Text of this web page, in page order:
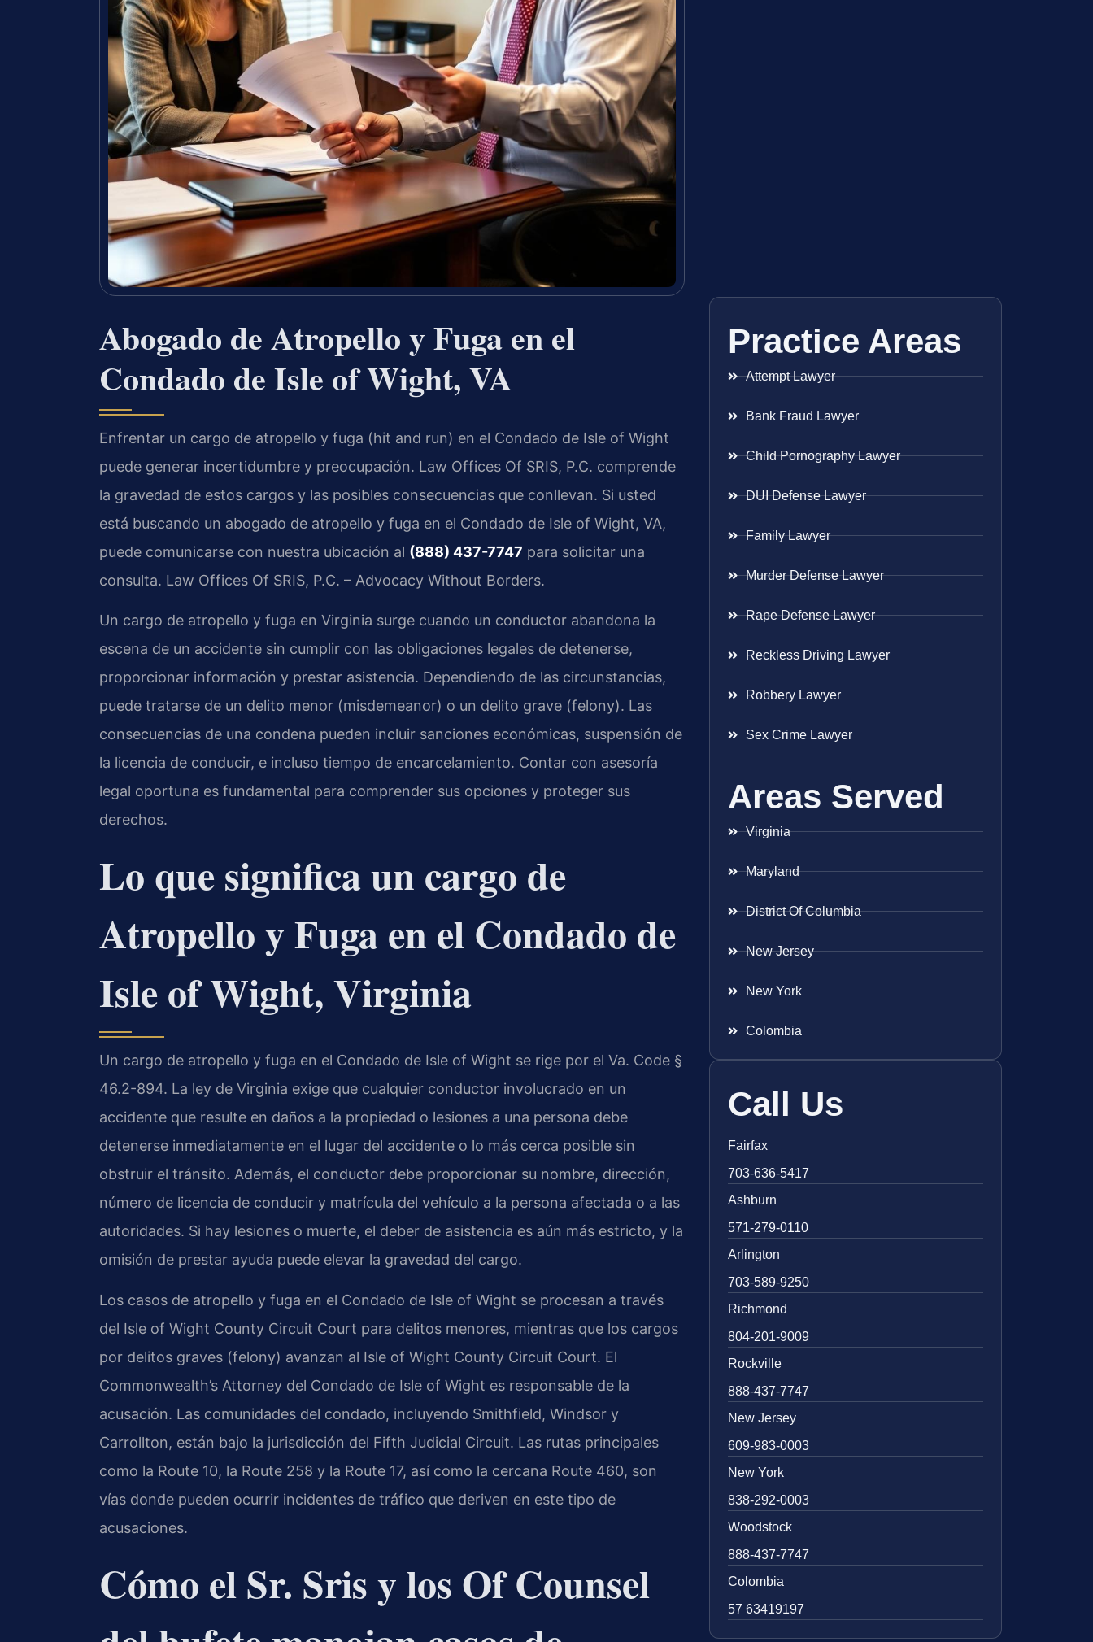
Abogado de Atropello y Fuga en el
Condado de Isle of Wight, VA
Enfrentar un cargo de atropello y fuga (hit and run) en el Condado de Isle of Wight
puede generar incertidumbre y preocupación. Law Offices Of SRIS, P.C. comprende
la gravedad de estos cargos y las posibles consecuencias que conllevan. Si usted
está buscando un abogado de atropello y fuga en el Condado de Isle of Wight, VA,
puede comunicarse con nuestra ubicación al (888) 437-7747 para solicitar una
consulta. Law Offices Of SRIS, P.C. – Advocacy Without Borders.
Un cargo de atropello y fuga en Virginia surge cuando un conductor abandona la
escena de un accidente sin cumplir con las obligaciones legales de detenerse,
proporcionar información y prestar asistencia. Dependiendo de las circunstancias,
puede tratarse de un delito menor (misdemeanor) o un delito grave (felony). Las
consecuencias de una condena pueden incluir sanciones económicas, suspensión de
la licencia de conducir, e incluso tiempo de encarcelamiento. Contar con asesoría
legal oportuna es fundamental para comprender sus opciones y proteger sus
derechos.
Lo que significa un cargo de
Atropello y Fuga en el Condado de
Isle of Wight, Virginia
Un cargo de atropello y fuga en el Condado de Isle of Wight se rige por el Va. Code §
46.2-894. La ley de Virginia exige que cualquier conductor involucrado en un
accidente que resulte en daños a la propiedad o lesiones a una persona debe
detenerse inmediatamente en el lugar del accidente o lo más cerca posible sin
obstruir el tránsito. Además, el conductor debe proporcionar su nombre, dirección,
número de licencia de conducir y matrícula del vehículo a la persona afectada o a las
autoridades. Si hay lesiones o muerte, el deber de asistencia es aún más estricto, y la
omisión de prestar ayuda puede elevar la gravedad del cargo.
Los casos de atropello y fuga en el Condado de Isle of Wight se procesan a través
del Isle of Wight County Circuit Court para delitos menores, mientras que los cargos
por delitos graves (felony) avanzan al Isle of Wight County Circuit Court. El
Commonwealth’s Attorney del Condado de Isle of Wight es responsable de la
acusación. Las comunidades del condado, incluyendo Smithfield, Windsor y
Carrollton, están bajo la jurisdicción del Fifth Judicial Circuit. Las rutas principales
como la Route 10, la Route 258 y la Route 17, así como la cercana Route 460, son
vías donde pueden ocurrir incidentes de tráfico que deriven en este tipo de
acusaciones.
Cómo el Sr. Sris y los Of Counsel
Practice Areas
Attempt Lawyer
Bank Fraud Lawyer
Child Pornography Lawyer
DUI Defense Lawyer
Family Lawyer
Murder Defense Lawyer
Rape Defense Lawyer
Reckless Driving Lawyer
Robbery Lawyer
Sex Crime Lawyer
Areas Served
Virginia
Maryland
District Of Columbia
New Jersey
New York
Colombia
Call Us
Fairfax
703-636-5417
Ashburn
571-279-0110
Arlington
703-589-9250
Richmond
804-201-9009
Rockville
888-437-7747
New Jersey
609-983-0003
New York
838-292-0003
Woodstock
888-437-7747
Colombia
57 63419197